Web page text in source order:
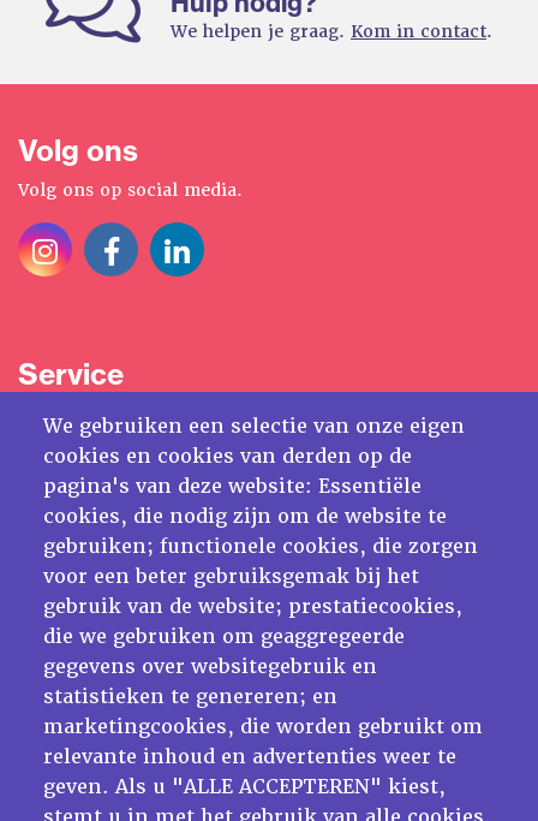
We gebruiken een selectie van onze eigen
cookies en cookies van derden op de
pagina's van deze website: Essentiële
cookies, die nodig zijn om de website te
gebruiken; functionele cookies, die zorgen
voor een beter gebruiksgemak bij het
gebruik van de website; prestatiecookies,
die we gebruiken om geaggregeerde
gegevens over websitegebruik en
statistieken te genereren; en
marketingcookies, die worden gebruikt om
relevante inhoud en advertenties weer te
geven. Als u "ALLE ACCEPTEREN" kiest,
We helpen je graag. Kom in contact.
Volg ons
Volg ons op social media.
Service
Voet
Veelgestelde vragen uitgeven bij Blinuet
Algemene voorwaarden webwinkel
Verzendkosten en levering bestelling
Cookie statement
Privacy statement
Contact
Post- en bezoekadres:
Kattegat 32-8
9723 JP Groningen